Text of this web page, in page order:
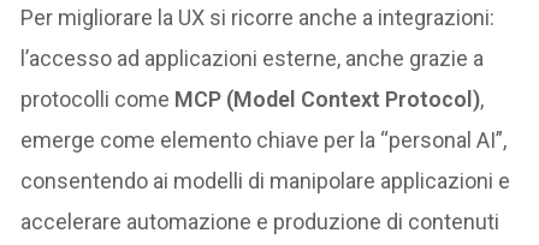
Per migliorare la UX si ricorre anche a integrazioni:
l’accesso ad applicazioni esterne, anche grazie a
protocolli come MCP (Model Context Protocol),
emerge come elemento chiave per la “personal AI”,
consentendo ai modelli di manipolare applicazioni e
accelerare automazione e produzione di contenuti